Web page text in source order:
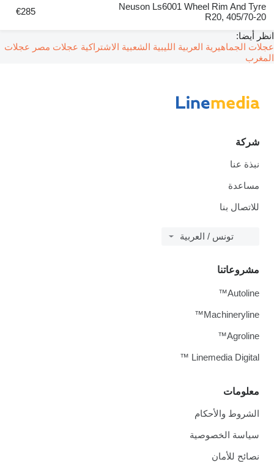
Neuson Ls6001 Wheel Rim And Tyre
R20, 405/70-20
€285
انظر أيضا:
عجلات الجماهيرية العربية الليبية الشعبية الاشتراكية عجلات مصر عجلات
المغرب
شركة
نبذة عنا
مساعدة
للاتصال بنا
تونس / العربية
معلومات
الشروط والأحكام
سياسة الخصوصية
نصائح للأمان
مشروعاتنا
Autoline™
Machineryline™
Agroline™
Linemedia Digital ™